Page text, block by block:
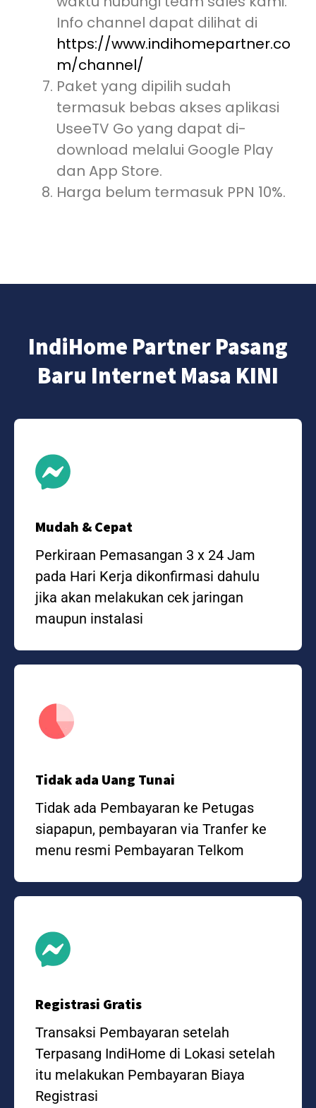
Info channel dapat dilihat di
https://www.indihomepartner.co
m/channel/
Paket yang dipilih sudah
termasuk bebas akses aplikasi
UseeTV Go yang dapat di-
download melalui Google Play
dan App Store.
Harga belum termasuk PPN 10%.
IndiHome Partner Pasang
Baru Internet Masa KINI
Mudah & Cepat
Perkiraan Pemasangan 3 x 24 Jam
pada Hari Kerja dikonfirmasi dahulu
jika akan melakukan cek jaringan
maupun instalasi
Tidak ada Uang Tunai
Tidak ada Pembayaran ke Petugas
siapapun, pembayaran via Tranfer ke
menu resmi Pembayaran Telkom
Registrasi Gratis
Transaksi Pembayaran setelah
Terpasang IndiHome di Lokasi setelah
itu melakukan Pembayaran Biaya
Registrasi